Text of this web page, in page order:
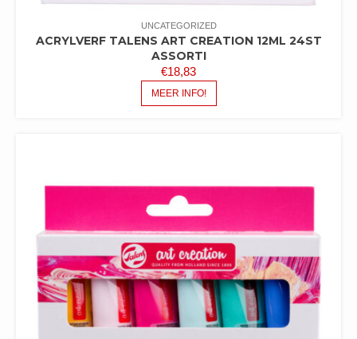
UNCATEGORIZED
ACRYLVERF TALENS ART CREATION 12ML 24ST
ASSORTI
€18,83
MEER INFO!